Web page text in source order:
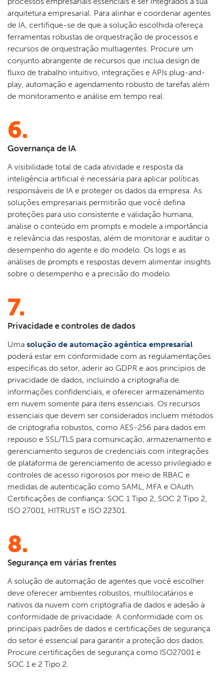
arquitetura empresarial. Para alinhar e coordenar agentes
de IA, certifique-se de que a solução escolhida ofereça
ferramentas robustas de orquestração de processos e
recursos de orquestração multiagentes. Procure um
conjunto abrangente de recursos que inclua design de
fluxo de trabalho intuitivo, integrações e APIs plug-and-
play, automação e agendamento robusto de tarefas além
de monitoramento e análise em tempo real.
6.
Governança de IA
A visibilidade total de cada atividade e resposta da
inteligência artificial é necessária para aplicar políticas
responsáveis de IA e proteger os dados da empresa. As
soluções empresariais permitirão que você defina
proteções para uso consistente e validação humana,
analise o conteúdo em prompts e modele a importância
e relevância das respostas, além de monitorar e auditar o
desempenho do agente e do modelo. Os logs e as
análises de prompts e respostas devem alimentar insights
sobre o desempenho e a precisão do modelo.
7.
Privacidade e controles de dados
Uma solução de automação agêntica empresarial
poderá estar em conformidade com as regulamentações
específicas do setor, aderir ao GDPR e aos princípios de
privacidade de dados, incluindo a criptografia de
informações confidenciais, e oferecer armazenamento
em nuvem somente para itens essenciais. Os recursos
essenciais que devem ser considerados incluem métodos
de criptografia robustos, como AES-256 para dados em
repouso e SSL/TLS para comunicação, armazenamento e
gerenciamento seguros de credenciais com integrações
de plataforma de gerenciamento de acesso privilegiado e
controles de acesso rigorosos por meio de RBAC e
medidas de autenticação como SAML, MFA e OAuth.
Certificações de confiança: SOC 1 Tipo 2, SOC 2 Tipo 2,
ISO 27001, HITRUST e ISO 22301.
8.
Segurança em várias frentes
A solução de automação de agentes que você escolher
deve oferecer ambientes robustos, multilocatários e
nativos da nuvem com criptografia de dados e adesão à
conformidade de privacidade. A conformidade com os
principais padrões de dados e certificações de segurança
do setor é essencial para garantir a proteção dos dados.
Procure certificações de segurança como ISO27001 e
SOC 1 e 2 Tipo 2.